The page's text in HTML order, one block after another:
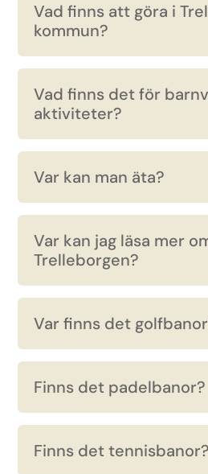
Vad finns att göra i
kommun?
Vad finns det för
aktiviteter?
Var kan man äta?
Var kan jag läsa mer
Trelleborgen?
Var finns det
Finns det padelbanor?
Finns det tennisbanor?